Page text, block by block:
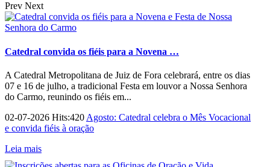
Prev Next
Catedral convida os fiéis para a Novena …
A Catedral Metropolitana de Juiz de Fora celebrará, entre os dias
07 e 16 de julho, a tradicional Festa em louvor a Nossa Senhora
do Carmo, reunindo os fiéis em...
02-07-2026 Hits:420 Agosto: Catedral celebra o Mês Vocacional
e convida fiéis à oração
Leia mais